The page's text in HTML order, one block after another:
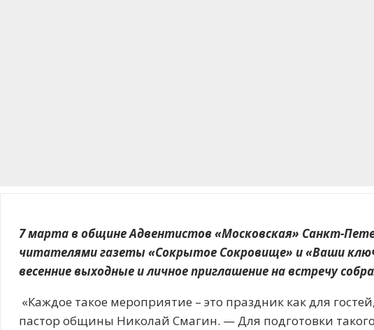
7 марта в общине Адвентистов «Московская» Санкт-
читателями газеты «Сокрытое Сокровище» и «Ваши
весенние выходные и личное приглашение на встречу
«Каждое такое мероприятие – это праздник как для
пастор общины Николай Смагин. — Для подготовки